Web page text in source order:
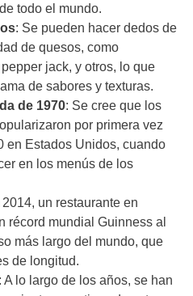
todo el mundo.
: Se pueden hacer dedos de
de quesos, como
jack, y otros, lo que
de sabores y texturas.
de 1970: Se cree que los
por primera vez
en Estados Unidos, cuando
en los menús de los
2014, un restaurante en
récord mundial Guinness al
más largo del mundo, que
de longitud.
: A lo largo de los años, se han